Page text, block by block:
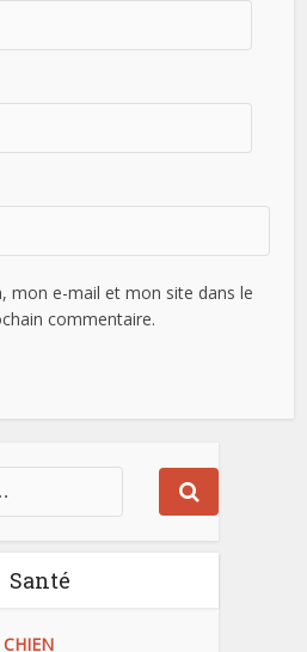
mon e-mail et mon site dans le
commentaire.
Santé